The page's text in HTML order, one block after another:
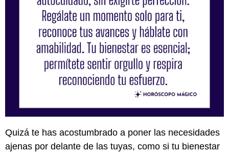
Quizá te has acostumbrado a poner las necesidades
ajenas por delante de las tuyas, como si tu bienestar